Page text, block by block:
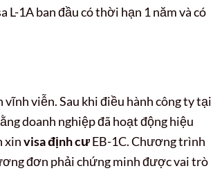
L-1A ban đầu có thời hạn 1 năm và có
viễn. Sau khi điều hành công ty tại
doanh nghiệp đã hoạt động hiệu
xinvisa định cưEB-1C. Chương trình
đơn phải chứng minh được vai trò